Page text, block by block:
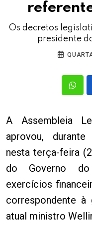
Os decretos
presidente
A Assembleia
aprovou,
nesta terça-feira
do Governo
exercícios
correspondente
atual ministro